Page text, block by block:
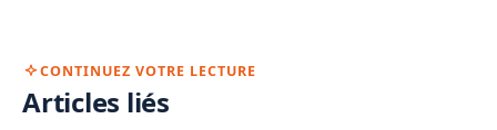
CONTINUEZ VOTRE LECTURE
Articles liés